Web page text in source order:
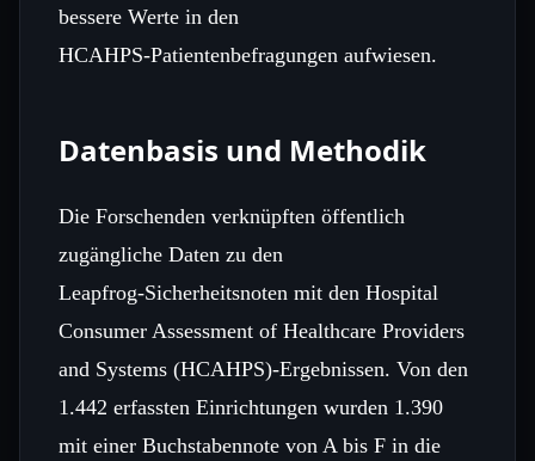
bessere Werte in den
HCAHPS‑Patientenbefragungen aufwiesen.
Datenbasis und Methodik
Die Forschenden verknüpften öffentlich
zugängliche Daten zu den
Leapfrog‑Sicherheitsnoten mit den Hospital
Consumer Assessment of Healthcare Providers
and Systems (HCAHPS)‑Ergebnissen. Von den
1.442 erfassten Einrichtungen wurden 1.390
mit einer Buchstabennote von A bis F in die